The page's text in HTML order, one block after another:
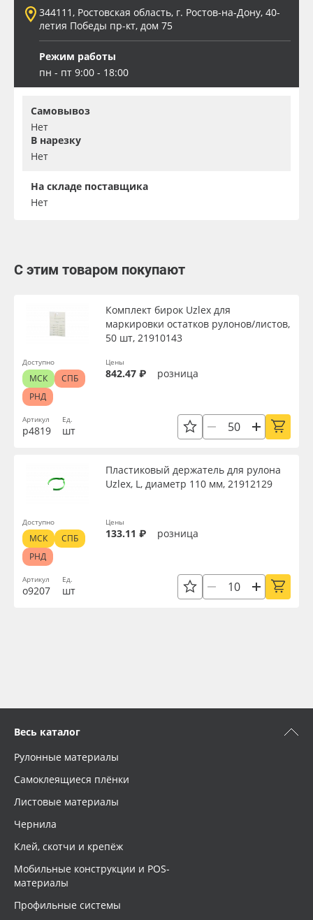
344111, Ростовская область, г. Ростов-на-Дону, 40-
летия Победы пр-кт, дом 75
Режим работы
пн - пт 9:00 - 18:00
Самовывоз
Нет
В нарезку
Нет
На складе поставщика
Нет
С этим товаром покупают
Артикул
р4819
Комплект бирок Uzlex для
маркировки остатков рулонов/листов,
50 шт, 21910143
Ед.
шт
Цены
842.47 ₽ розница
Доступно
МСК
СПБ
РНД
Артикул
о9207
Пластиковый держатель для рулона
Uzlex, L, диаметр 110 мм, 21912129
Ед.
шт
Цены
133.11 ₽ розница
Доступно
МСК
СПБ
РНД
Весь каталог
Рулонные материалы
Самоклеящиеся плёнки
Листовые материалы
Чернила
Клей, скотчи и крепёж
Мобильные конструкции и POS-
материалы
Профильные системы